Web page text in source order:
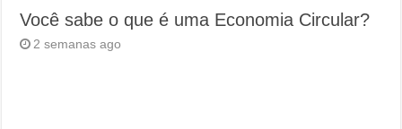
Você sabe o que é uma Economia Circular?
2 semanas ago